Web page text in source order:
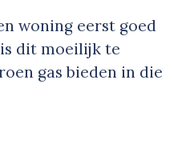
woning eerst goed
dit moeilijk te
gas bieden in die